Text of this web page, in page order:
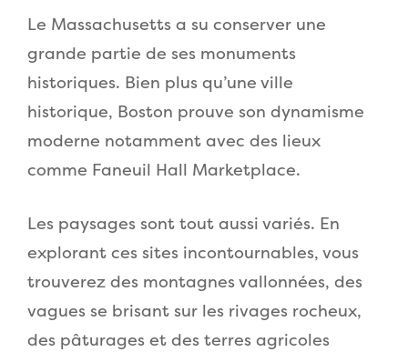
Le Massachusetts a su conserver une
grande partie de ses monuments
historiques. Bien plus qu’une ville
historique, Boston prouve son dynamisme
moderne notamment avec des lieux
comme Faneuil Hall Marketplace.
Les paysages sont tout aussi variés. En
explorant ces sites incontournables, vous
trouverez des montagnes vallonnées, des
vagues se brisant sur les rivages rocheux,
des pâturages et des terres agricoles